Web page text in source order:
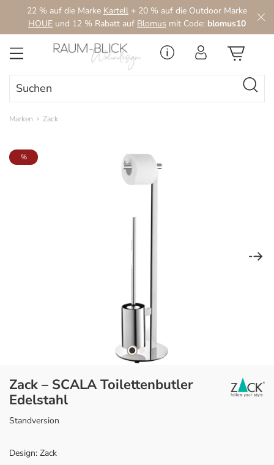
Zum Hauptinhalt springen
22 % auf die Marke Kartell + 20 % auf die Outdoor Marke
HOUE und 12 % Rabatt auf Blomus mit Code: blomus10
Marken Zack
Bildergalerie überspringen
%
Zack – SCALA Toilettenbutler
Edelstahl
Standversion
Design: Zack